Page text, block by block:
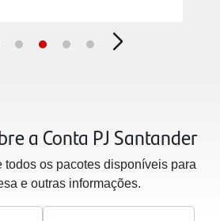
a Conta PJ Santander
todos os pacotes disponíveis para
e outras informações.